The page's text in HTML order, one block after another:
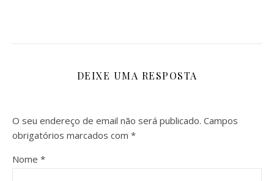
DEIXE UMA RESPOSTA
O seu endereço de email não será publicado. Campos
obrigatórios marcados com *
Nome *